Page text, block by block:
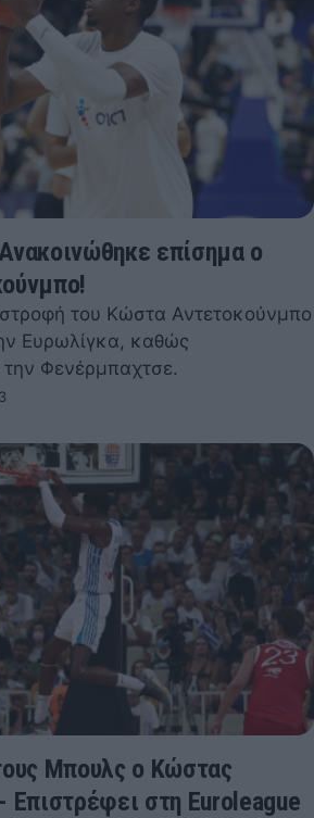
επίσημα ο
του Κώστα Αντετοκούνμπο
Ευρωλίγκα, καθώς
Φενέρμπαχτσε.
Μπουλς ο Κώστας
Επιστρέφει στη Euroleague